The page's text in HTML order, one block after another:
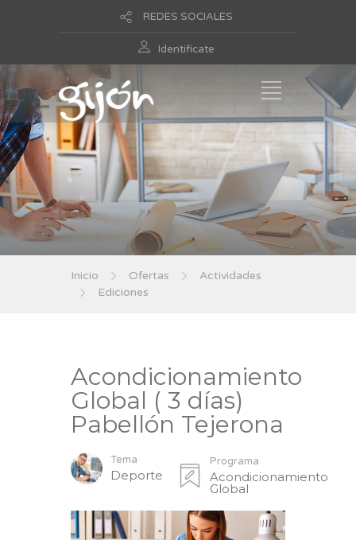
REDES SOCIALES
Identificate
Inicio Ofertas
Actividades
Ediciones
Acondicionamiento
Global ( 3 días)
Pabellón Tejerona
Tema
Deporte
Programa
Acondicionamiento
Global